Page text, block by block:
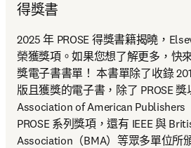
得獎書
2025 年 PROSE 得獎書籍揭曉，
榮獲獎項。如果您想了解更多，快
獎電子書書單！ 本書單除了收錄
版且獲獎的電子書，除了 PROSE
Association of American Publishers
PROSE 系列獎項，還有 IEEE 與
Association（BMA）等眾多單位所